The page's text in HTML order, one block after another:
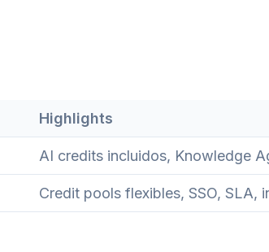
Highlights
AI credits incluidos, Knowledge
Credit pools flexibles, SSO, SLA,